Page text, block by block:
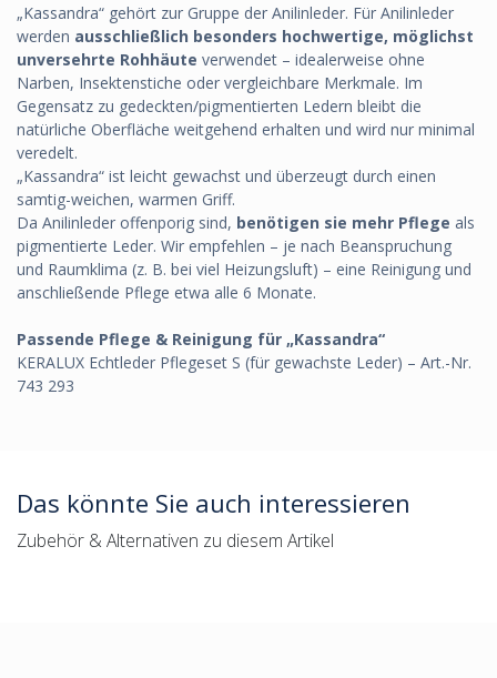
„Kassandra“ gehört zur Gruppe der Anilinleder. Für Anilinleder
werden ausschließlich besonders hochwertige, möglichst
unversehrte Rohhäute verwendet – idealerweise ohne
Narben, Insektenstiche oder vergleichbare Merkmale. Im
Gegensatz zu gedeckten/pigmentierten Ledern bleibt die
natürliche Oberfläche weitgehend erhalten und wird nur minimal
veredelt.
„Kassandra“ ist leicht gewachst und überzeugt durch einen
samtig-weichen, warmen Griff.
Da Anilinleder offenporig sind, benötigen sie mehr Pflege als
pigmentierte Leder. Wir empfehlen – je nach Beanspruchung
und Raumklima (z. B. bei viel Heizungsluft) – eine Reinigung und
anschließende Pflege etwa alle 6 Monate.
Passende Pflege & Reinigung für „Kassandra“
KERALUX Echtleder Pflegeset S (für gewachste Leder) – Art.-Nr.
743 293
Das könnte Sie auch interessieren
Zubehör & Alternativen zu diesem Artikel